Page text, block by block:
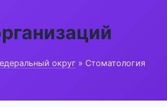
округ » Стоматология